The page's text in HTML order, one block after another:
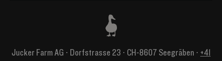
Jucker Farm AG ⋅ Dorfstrasse 23 ⋅ CH-8607 Seegräben ⋅ +41